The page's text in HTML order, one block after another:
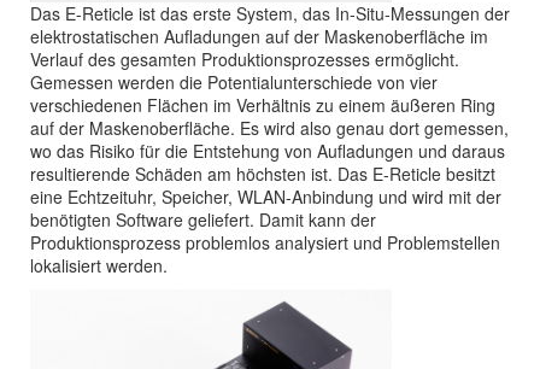
Das E-Reticle ist das erste System, das In-Situ-Messungen der
elektrostatischen Aufladungen auf der Maskenoberfläche im
Verlauf des gesamten Produktionsprozesses ermöglicht.
Gemessen werden die Potentialunterschiede von vier
verschiedenen Flächen im Verhältnis zu einem äußeren Ring
auf der Maskenoberfläche. Es wird also genau dort gemessen,
wo das Risiko für die Entstehung von Aufladungen und daraus
resultierende Schäden am höchsten ist. Das E-Reticle besitzt
eine Echtzeituhr, Speicher, WLAN-Anbindung und wird mit der
benötigten Software geliefert. Damit kann der
Produktionsprozess problemlos analysiert und Problemstellen
lokalisiert werden.